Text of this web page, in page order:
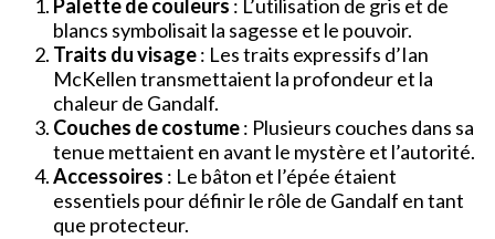
Palette de couleurs : L’utilisation de gris et de
blancs symbolisait la sagesse et le pouvoir.
Traits du visage: Les traits expressifs d’Ian
McKellen transmettaient la profondeur et la
chaleur de Gandalf.
Couches de costume: Plusieurs couches dans sa
tenue mettaient en avant le mystère et l’autorité.
Accessoires : Le bâton et l’épée étaient
essentiels pour définir le rôle de Gandalf en tant
que protecteur.